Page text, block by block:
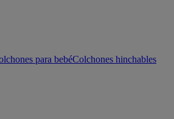
para bebéColchones hinchables